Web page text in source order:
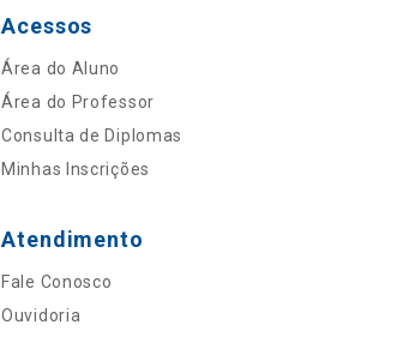
Acessos
Área do Aluno
Área do Professor
Consulta de Diplomas
Minhas Inscrições
Atendimento
Fale Conosco
Ouvidoria